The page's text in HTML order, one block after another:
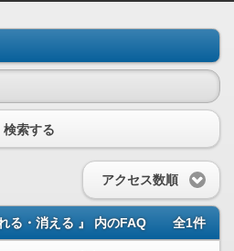
検索する
アクセス数順
る・消える 』 内のFAQ 全1件